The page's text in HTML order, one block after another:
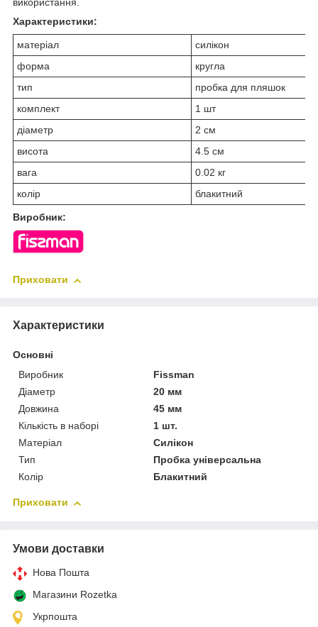
використання.
Характеристики:
матеріал
силікон
форма
кругла
тип
пробка для пляшок
комплект
1 шт
діаметр
2 см
висота
4.5 см
вага
0.02 кг
колір
блакитний
Виробник:
Приховати
Характеристики
Основні
Виробник
Fissman
Діаметр
20 мм
Довжина
45 мм
Кількість в наборі
1 шт.
Матеріал
Силікон
Тип
Пробка універсальна
Колір
Блакитний
Приховати
Умови доставки
Нова Пошта
Магазини Rozetka
Укрпошта